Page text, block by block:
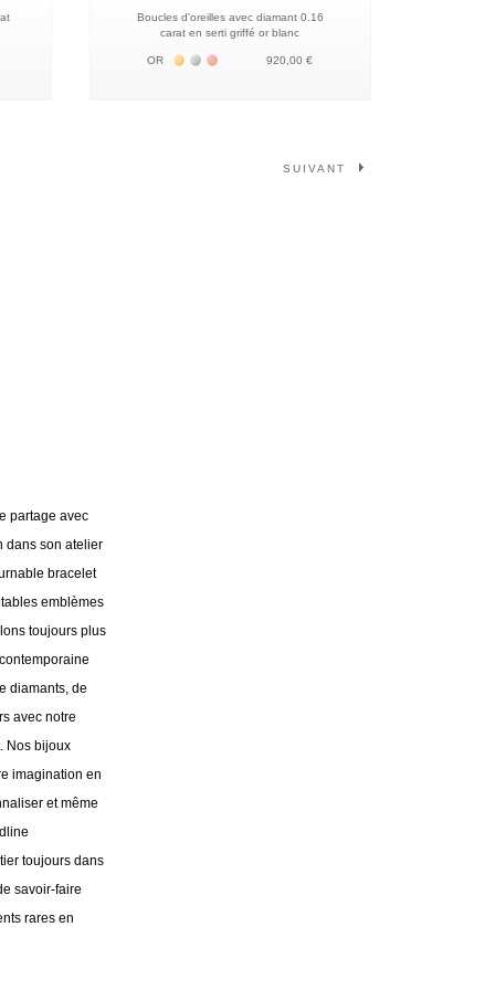
Boucles d'oreilles avec diamant 0.16
carat en serti griffé or blanc
OR Жёлтое золото 18К
Белое золото 18К
Розовое золото 18К
920,00 €
Page Page
Vous lisez actuellement la page
Page
SUIVANT
partage avec
dans son atelier
bracelet
emblèmes
toujours plus
diamants, de
avec notre
Nos bijoux
imagination en
et même
toujours dans
savoir-faire
rares en